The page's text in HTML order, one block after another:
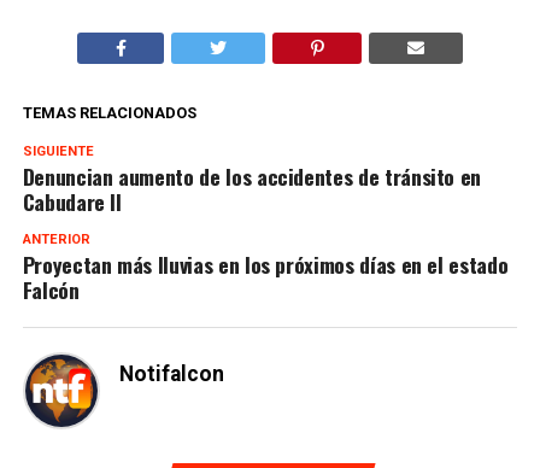
TEMAS RELACIONADOS
SIGUIENTE
Denuncian aumento de los accidentes de tránsito en
Cabudare II
ANTERIOR
Proyectan más lluvias en los próximos días en el estado
Falcón
Notifalcon